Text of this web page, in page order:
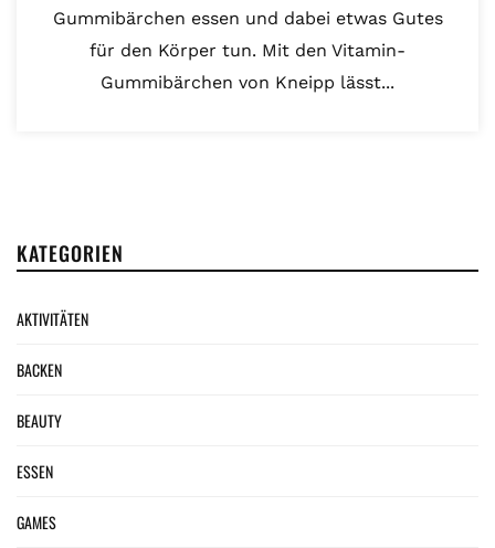
Gummibärchen essen und dabei etwas Gutes
für den Körper tun. Mit den Vitamin-
Gummibärchen von Kneipp lässt...
KATEGORIEN
AKTIVITÄTEN
BACKEN
BEAUTY
ESSEN
GAMES